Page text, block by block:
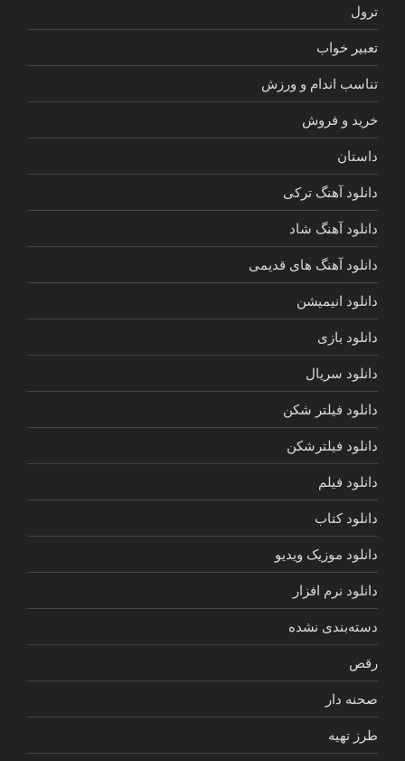
ترول
تعبیر خواب
تناسب اندام و ورزش
خرید و فروش
داستان
دانلود آهنگ ترکی
دانلود آهنگ شاد
دانلود آهنگ های قدیمی
دانلود انیمیشن
دانلود بازی
دانلود سریال
دانلود فیلتر شکن
دانلود فیلترشکن
دانلود فیلم
دانلود کتاب
دانلود موزیک ویدیو
دانلود نرم افزار
دسته‌بندی نشده
رقص
صحنه دار
طرز تهیه